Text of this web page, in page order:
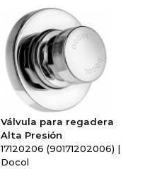
Válvula para regadera
Alta Presión
17120206 (90171202006) |
Docol